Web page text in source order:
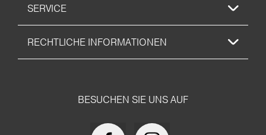
SERVICE
RECHTLICHE INFORMATIONEN
BESUCHEN SIE UNS AUF